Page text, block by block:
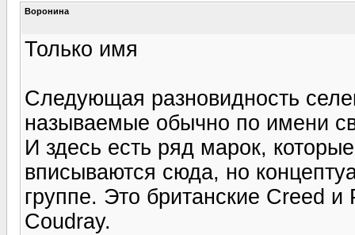
Воронина
Только имя
Следующая разновидность
называемые обычно по имени
И здесь есть ряд марок,
вписываются сюда, но
группе. Это британские Creed
Coudray.